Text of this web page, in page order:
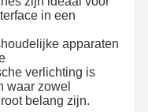
Over Ons
in een
apparaten
verlichting is
waar zowel
belang zijn.